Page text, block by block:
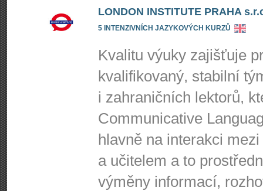
LONDON INSTITUTE PRAHA
5 INTENZIVNÍCH JAZYKOVÝCH KURZŮ
Kvalitu výuky zajišťuje
kvalifikovaný, stabilní
i zahraničních lektorů,
Communicative
hlavně na interakci
a učitelem a to
výměny informací,